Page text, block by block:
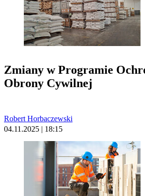
Zmiany w Programie
Obrony Cywilnej
Robert Horbaczewski
04.11.2025 | 18:15